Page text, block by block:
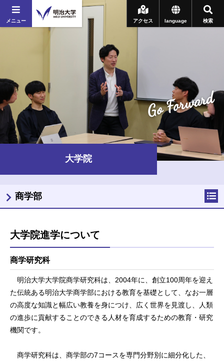
メニュー 検索
language
アクセス
Go Forward
大学院
大学院進学について
商学研究科
明治大学大学院商学研究科は、2004年に、創立100周年を迎え
た伝統ある明治大学商学部における教育を基礎として、なお一層
の高度な知識と幅広い教養を身につけ、広く世界を見渡し、人類
の進歩に貢献することのできる人材を育成するための教育・研究
機関です。
商学研究科は、商学部の7コースを専門分野別に細分化した、
商学部